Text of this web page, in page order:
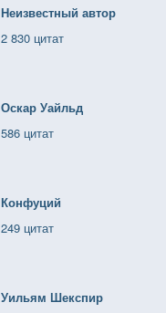
Неизвестный автор
2 830 цитат
Оскар Уайльд
586 цитат
Конфуций
249 цитат
Уильям Шекспир